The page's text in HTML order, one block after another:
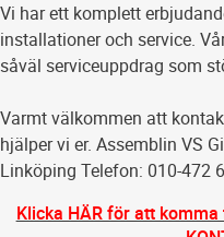
Vi har ett komplett
installationer och service.
såväl serviceuppdrag som
Varmt välkommen att
hjälper vi er. Assemblin VS
Linköping Telefon: 010-472
Klicka HÄR för att